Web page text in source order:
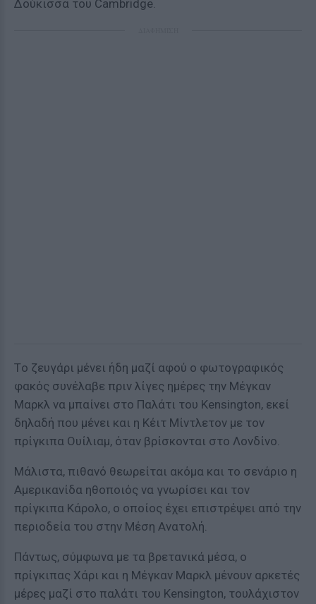
Δούκισσα του Cambridge.
Tο ζευγάρι μένει ήδη μαζί αφού ο φωτογραφικός
φακός συνέλαβε πριν λίγες ημέρες την Μέγκαν
Μαρκλ να μπαίνει στο Παλάτι του Kensington, εκεί
δηλαδή που μένει και η Κέιτ Μίντλετον με τον
πρίγκιπα Ουίλιαμ, όταν βρίσκονται στο Λονδίνο.
Μάλιστα, πιθανό θεωρείται ακόμα και το σενάριο η
Αμερικανίδα ηθοποιός να γνωρίσει και τον
πρίγκιπα Κάρολο, ο οποίος έχει επιστρέψει από την
περιοδεία του στην Μέση Ανατολή.
Πάντως, σύμφωνα με τα βρετανικά μέσα, ο
πρίγκιπας Χάρι και η Μέγκαν Μαρκλ μένουν αρκετές
μέρες μαζί στο παλάτι του Kensington, τουλάχιστον